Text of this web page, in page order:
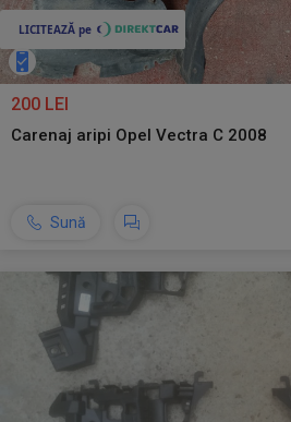
200 LEI
Carenaj aripi Opel Vectra C 2008
Sună